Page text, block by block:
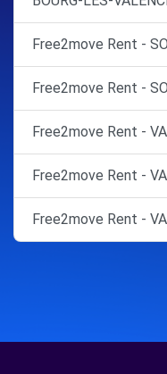
Free2move Rent -
Free2move Rent -
Free2move Rent -
Free2move Rent -
Free2move Rent -